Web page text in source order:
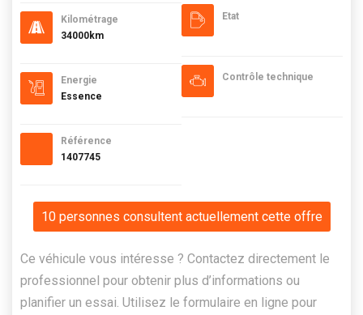
Kilométrage
34000km
Energie
Essence
Référence
1407745
Etat
Contrôle technique
10 personnes consultent actuellement cette offre
Ce véhicule vous intéresse ? Contactez directement le
professionnel pour obtenir plus d’informations ou
planifier un essai. Utilisez le formulaire en ligne pour